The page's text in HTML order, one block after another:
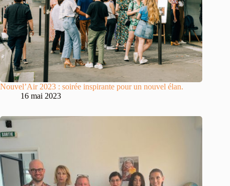
Nouvel’Air 2023 : soirée inspirante pour un nouvel élan.
16 mai 2023